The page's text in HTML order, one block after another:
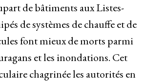
de bâtiments aux Listes-
de systèmes de chauffe et de
font mieux de morts parmi
et les inondations. Cet
chagrinée les autorités en